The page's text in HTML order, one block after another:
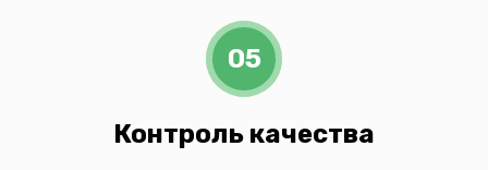
05
Контроль качества